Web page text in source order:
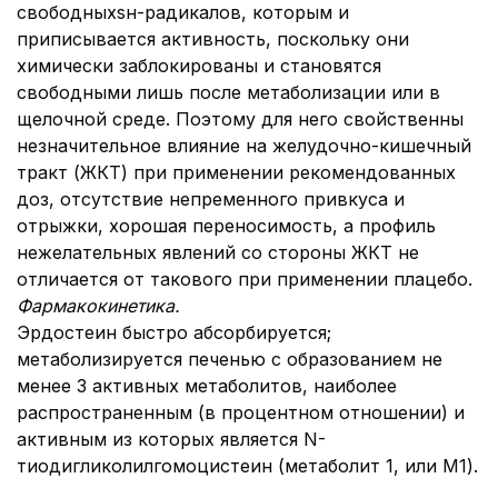
свободныхѕн-радикалов, которым и
приписывается активность, поскольку они
химически заблокированы и становятся
свободными лишь после метаболизации или в
щелочной среде. Поэтому для него свойственны
незначительное влияние на желудочно-кишечный
тракт (ЖКТ) при применении рекомендованных
доз, отсутствие непременного привкуса и
отрыжки, хорошая переносимость, а профиль
нежелательных явлений со стороны ЖКТ не
отличается от такового при применении плацебо.
Фармакокинетика.
Эрдостеин быстро абсорбируется;
метаболизируется печенью с образованием не
менее 3 активных метаболитов, наиболее
распространенным (в процентном отношении) и
активным из которых является N-
тиодигликолилгомоцистеин (метаболит 1, или M1).